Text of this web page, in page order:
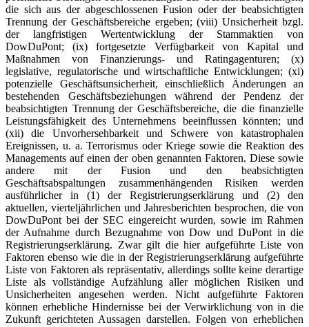
die sich aus der abgeschlossenen Fusion oder der beabsichtigten
Trennung der Geschäftsbereiche ergeben; (viii) Unsicherheit bzgl.
der langfristigen Wertentwicklung der Stammaktien von
DowDuPont; (ix) fortgesetzte Verfügbarkeit von Kapital und
Maßnahmen von Finanzierungs- und Ratingagenturen; (x)
legislative, regulatorische und wirtschaftliche Entwicklungen; (xi)
potenzielle Geschäftsunsicherheit, einschließlich Änderungen an
bestehenden Geschäftsbeziehungen während der Pendenz der
beabsichtigten Trennung der Geschäftsbereiche, die die finanzielle
Leistungsfähigkeit des Unternehmens beeinflussen könnten; und
(xii) die Unvorhersehbarkeit und Schwere von katastrophalen
Ereignissen, u. a. Terrorismus oder Kriege sowie die Reaktion des
Managements auf einen der oben genannten Faktoren. Diese sowie
andere mit der Fusion und den beabsichtigten
Geschäftsabspaltungen zusammenhängenden Risiken werden
ausführlicher in (1) der Registrierungserklärung und (2) den
aktuellen, vierteljährlichen und Jahresberichten besprochen, die von
DowDuPont bei der SEC eingereicht wurden, sowie im Rahmen
der Aufnahme durch Bezugnahme von Dow und DuPont in die
Registrierungserklärung. Zwar gilt die hier aufgeführte Liste von
Faktoren ebenso wie die in der Registrierungserklärung aufgeführte
Liste von Faktoren als repräsentativ, allerdings sollte keine derartige
Liste als vollständige Aufzählung aller möglichen Risiken und
Unsicherheiten angesehen werden. Nicht aufgeführte Faktoren
können erhebliche Hindernisse bei der Verwirklichung von in die
Zukunft gerichteten Aussagen darstellen. Folgen von erheblichen